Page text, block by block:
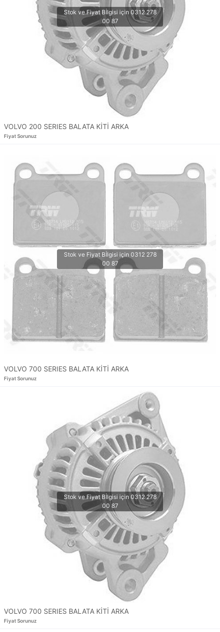
VOLVO 200 SERIES BALATA KİTİ ARKA
Fiyat Sorunuz
VOLVO 700 SERIES BALATA KİTİ ARKA
Fiyat Sorunuz
VOLVO 700 SERIES BALATA KİTİ ARKA
Fiyat Sorunuz